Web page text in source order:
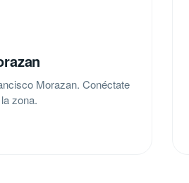
Morazan. Conéctate
zona.